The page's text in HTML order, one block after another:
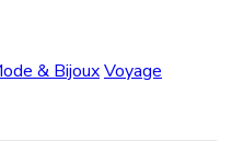
& BijouxVoyage